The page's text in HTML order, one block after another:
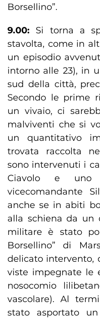
Borsellino”.
9.00: Si torna a
stavolta, come in
un episodio
intorno alle 23), in
sud della città,
Secondo le prime
un vivaio, ci
malviventi che si
un quantitativo
trovata raccolta
sono intervenuti i
Ciavolo e
vicecomandante
anche se in abiti
alla schiena da un
militare è stato
Borsellino” di
delicato intervento,
viste impegnate le
nosocomio
vascolare). Al
stato asportato